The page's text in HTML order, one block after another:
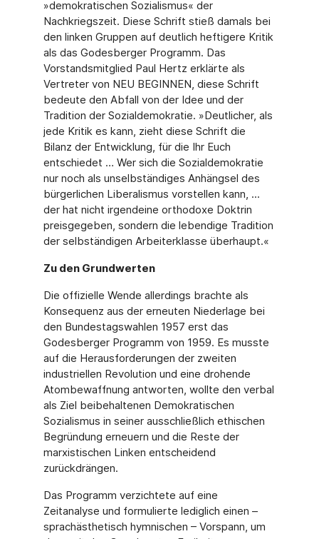
»demokratischen Sozialismus« der
Nachkriegszeit. Diese Schrift stieß damals bei
den linken Gruppen auf deutlich heftigere Kritik
als das Godesberger Programm. Das
Vorstandsmitglied Paul Hertz erklärte als
Vertreter von NEU BEGINNEN, diese Schrift
bedeute den Abfall von der Idee und der
Tradition der Sozialdemokratie. »Deutlicher, als
jede Kritik es kann, zieht diese Schrift die
Bilanz der Entwicklung, für die Ihr Euch
entschiedet … Wer sich die Sozialdemokratie
nur noch als unselbständiges Anhängsel des
bürgerlichen Liberalismus vorstellen kann, ...
der hat nicht irgendeine orthodoxe Doktrin
preisgegeben, sondern die lebendige Tradition
der selbständigen Arbeiterklasse überhaupt.«
Zu den Grundwerten
Die offizielle Wende allerdings brachte als
Konsequenz aus der erneuten Niederlage bei
den Bundestagswahlen 1957 erst das
Godesberger Programm von 1959. Es musste
auf die Herausforderungen der zweiten
industriellen Revolution und eine drohende
Atombewaffnung antworten, wollte den verbal
als Ziel beibehaltenen Demokratischen
Sozialismus in seiner ausschließlich ethischen
Begründung erneuern und die Reste der
marxistischen Linken entscheidend
zurückdrängen.
Das Programm verzichtete auf eine
Zeitanalyse und formulierte lediglich einen –
sprachästhetisch hymnischen – Vorspann, um